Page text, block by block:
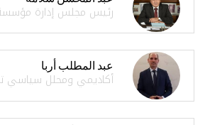
رئيس مجلس إدارة مؤسسة
عبد المطلب أربا
أكاديمي ومحلل سياسي